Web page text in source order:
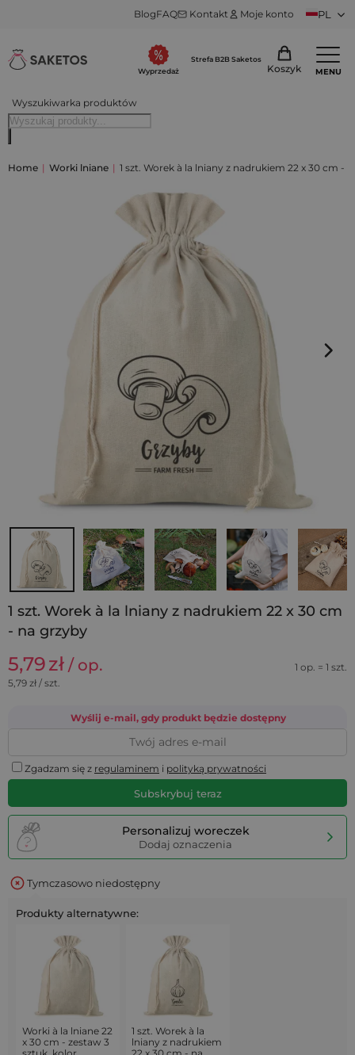
BlogFAQ Kontakt Moje konto PL
Wyszukiwarka produktów
Wyprzedaż
Strefa B2B Saketos
Koszyk MENU
Home | Worki lniane | 1 szt. Worek à la lniany z nadrukiem 22 x 30 cm -
1 szt. Worek à la lniany z nadrukiem 22 x 30 cm
- na grzyby
5,79zł / op.
1 op. = 1 szt.
5,79 zł / szt.
Wyślij e-mail, gdy produkt będzie dostępny
Zgadzam się z regulaminem i polityką prywatności
Subskrybuj teraz
Personalizuj woreczek
Dodaj oznaczenia
Tymczasowo niedostępny
Produkty alternatywne:
Worki à la lniane 22
x 30 cm - zestaw 3
1 szt. Worek à la
lniany z nadrukiem